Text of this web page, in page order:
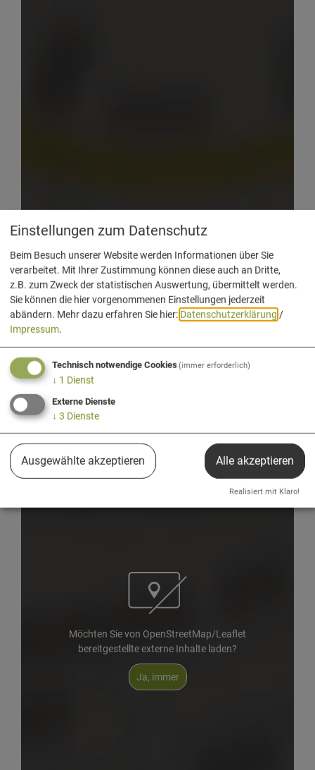
Möchten Sie von OpenStreetMap/Leaflet
bereitgestellte externe Inhalte laden?
Ja, immer
Einstellungen zum Datenschutz
Beim Besuch unserer Website werden Informationen über Sie
verarbeitet. Mit Ihrer Zustimmung können diese auch an Dritte,
z.B. zum Zweck der statistischen Auswertung, übermittelt werden.
Sie können die hier vorgenommenen Einstellungen jederzeit
abändern. Mehr dazu erfahren Sie hier:Datenschutzerklärung /
Impressum.
Technisch notwendige Cookies(immer erforderlich)
↓ 1 Dienst
Externe Dienste
↓ 3 Dienste
Ausgewählte akzeptieren Alle akzeptieren
Realisiert mit Klaro!